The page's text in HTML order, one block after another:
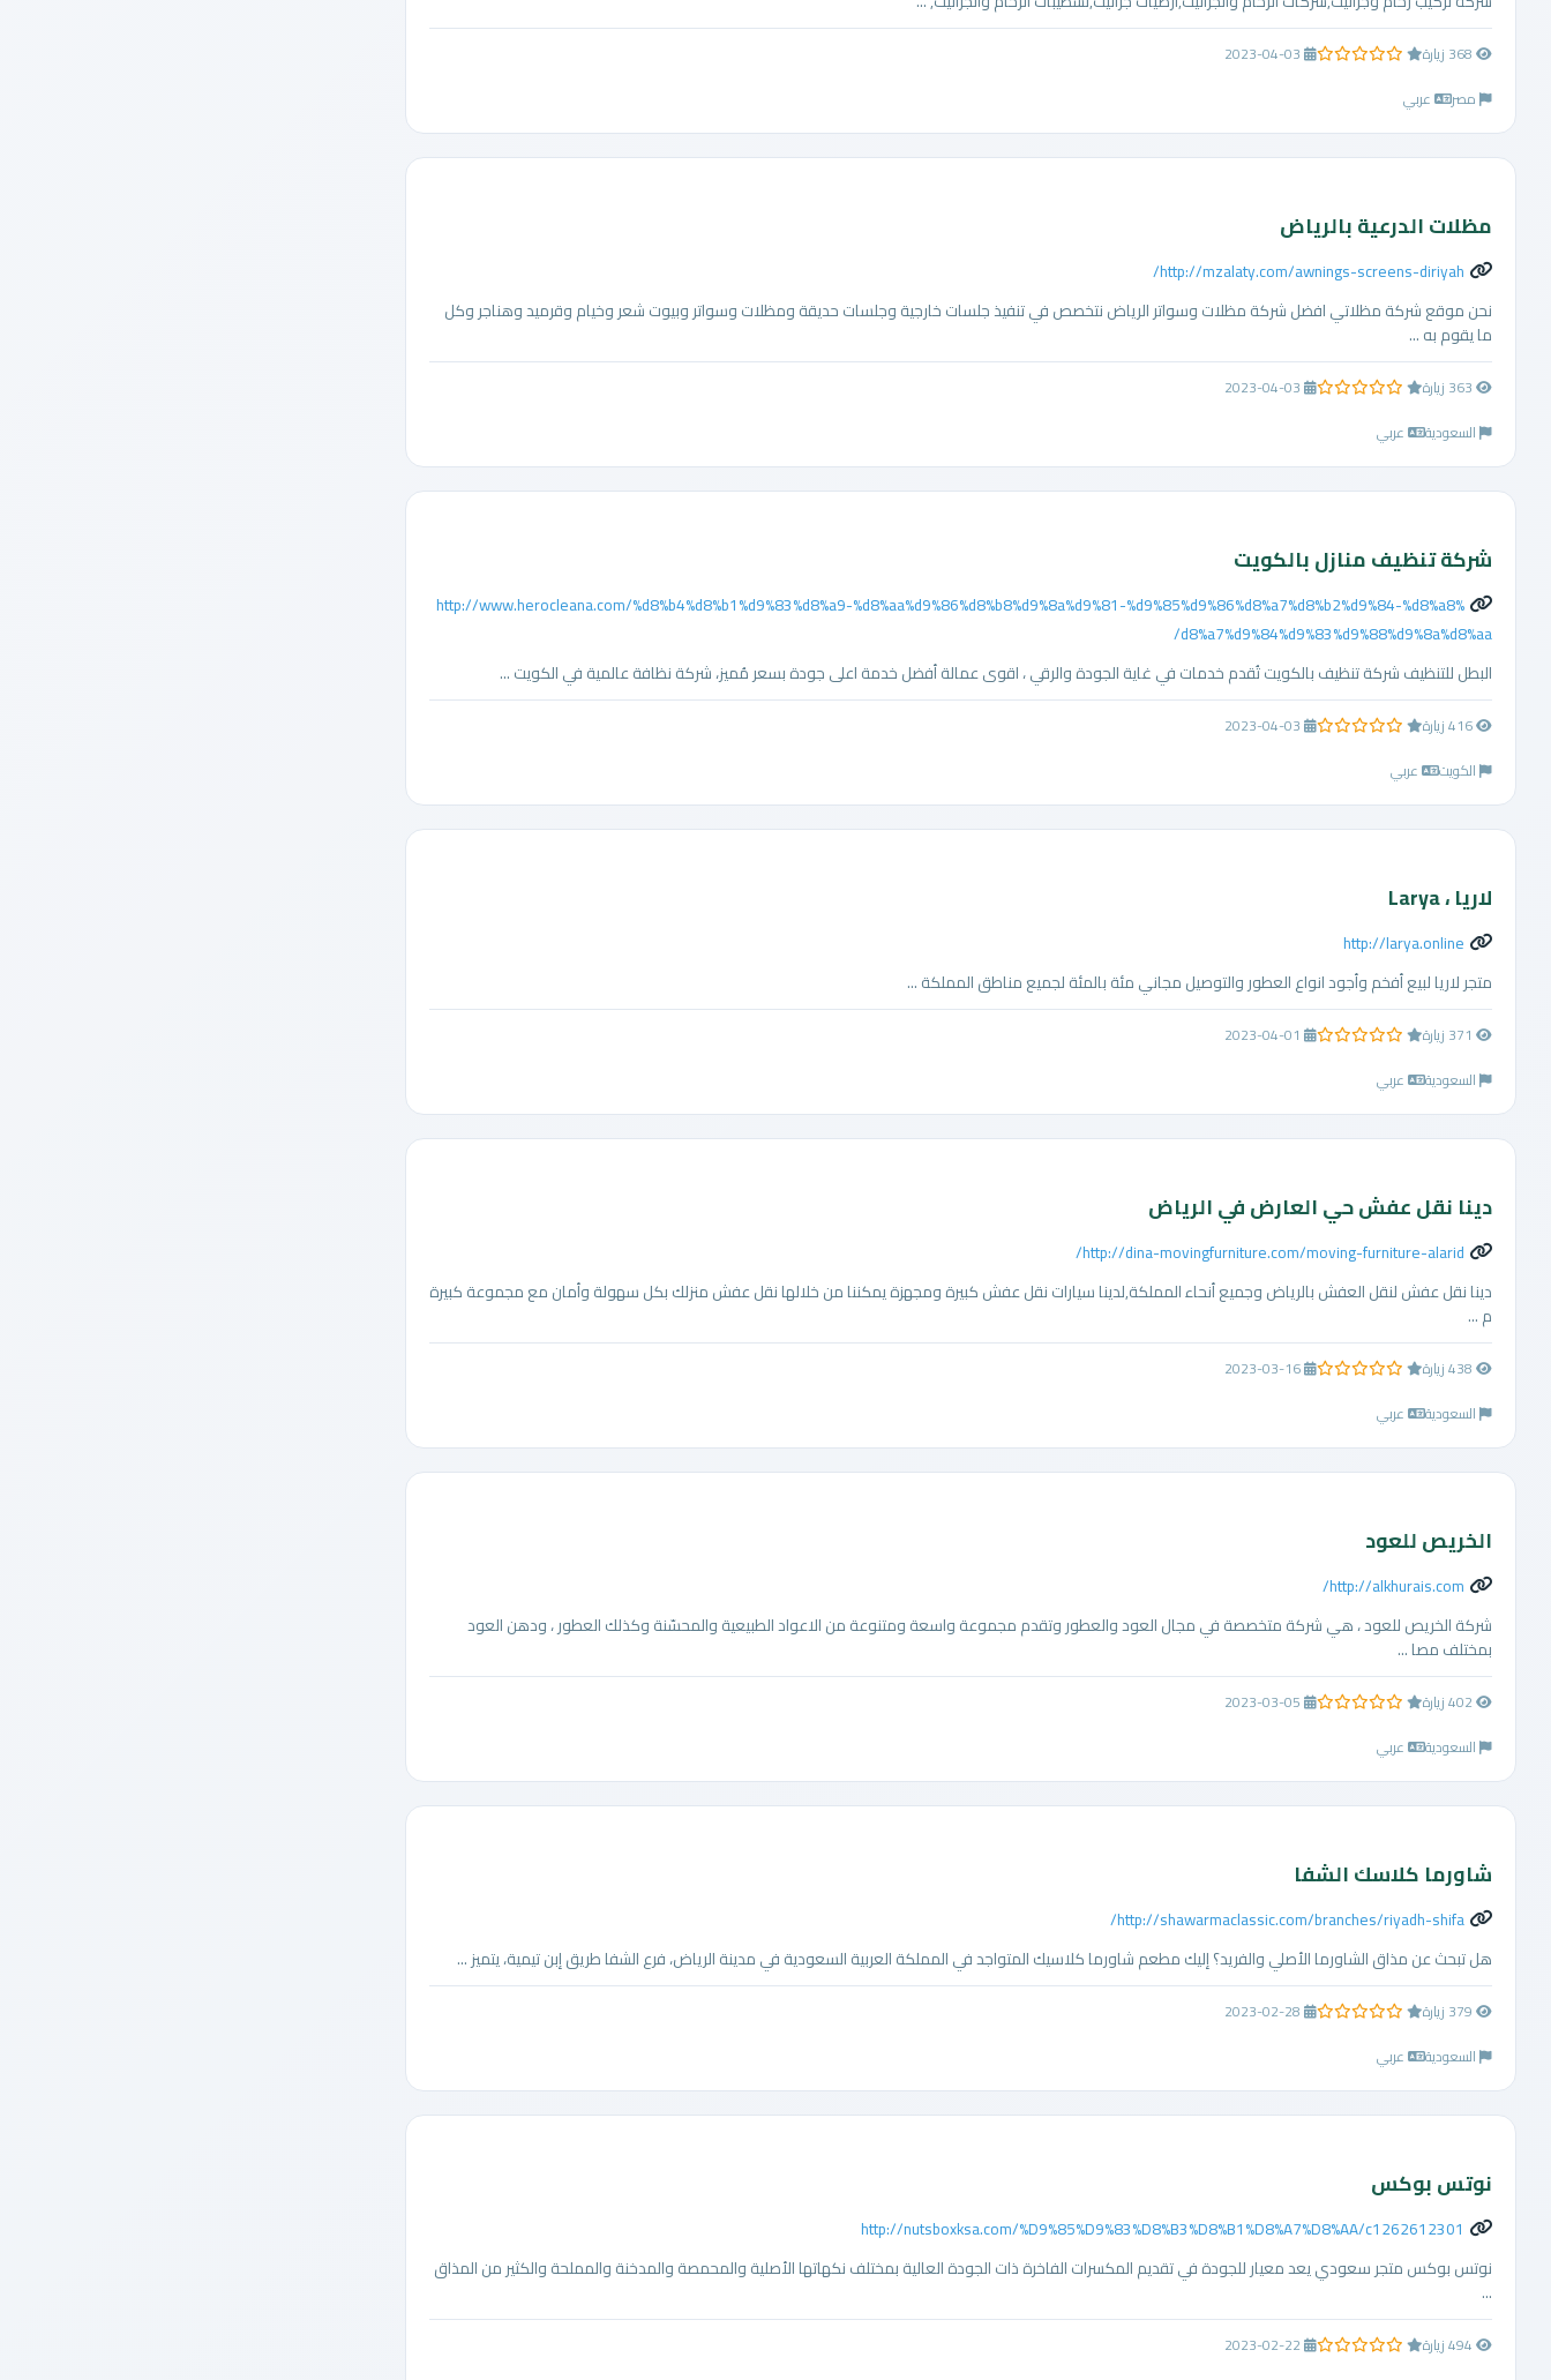
0.0 من 5 نجوم
مصر
عربي
مظلات الدرعية بالرياض
http://mzalaty.com/awnings-screens-diriyah/
نحن موقع شركة مظلاتي افضل شركة مظلات وسواتر الرياض نتخصص في تنفيذ جلسات خارجية وجلسات حديقة ومظلات وسواتر وبيوت شعر وخيام وقرميد وهناجر وكل
ما يقوم به ...
0.0 من 5 نجوم
السعودية
عربي
شركة تنظيف منازل بالكويت
http://www.herocleana.com/%d8%b4%d8%b1%d9%83%d8%a9-%d8%aa%d9%86%d8%b8%d9%8a%d9%81-%d9%85%d9%86%d8%a7%d8%b2%d9%84-%d8%a8%
d8%a7%d9%84%d9%83%d9%88%d9%8a%d8%aa/
البطل للتنظيف شركة تنظيف بالكويت تُقدم خدمات في غاية الجودة والرقي ، اقوى عمالة أفضل خدمة اعلى جودة بسعر مُميز، شركة نظافة عالمية في الكويت ...
0.0 من 5 نجوم
الكويت
عربي
لاريا ، Larya
http://larya.online
متجر لاريا لبيع أفخم وأجود انواع العطور والتوصيل مجاني مئة بالمئة لجميع مناطق المملكة ...
0.0 من 5 نجوم
السعودية
عربي
دينا نقل عفش حي العارض في الرياض
http://dina-movingfurniture.com/moving-furniture-alarid/
دينا نقل عفش لنقل العفش بالرياض وجميع أنحاء المملكة,لدينا سيارات نقل عفش كبيرة ومجهزة يمكننا من خلالها نقل عفش منزلك بكل سهولة وأمان مع مجموعة كبيرة
م ...
0.0 من 5 نجوم
السعودية
عربي
الخريص للعود
http://alkhurais.com/
شركة الخريص للعود ، هي شركة متخصصة في مجال العود والعطور وتقدم مجموعة واسعة ومتنوعة من الاعواد الطبيعية والمحسّنة وكذلك العطور ، ودهن العود
بمختلف مصا ...
0.0 من 5 نجوم
السعودية
عربي
شاورما كلاسك الشفا
http://shawarmaclassic.com/branches/riyadh-shifa/
هل تبحث عن مذاق الشاورما الأصلي والفريد؟ إليك مطعم شاورما كلاسيك المتواجد في المملكة العربية السعودية في مدينة الرياض، فرع الشفا طريق إبن تيمية، يتميز ...
0.0 من 5 نجوم
السعودية
عربي
نوتس بوكس
http://nutsboxksa.com/%D9%85%D9%83%D8%B3%D8%B1%D8%A7%D8%AA/c1262612301
نوتس بوكس متجر سعودي يعد معيار للجودة في تقديم المكسرات الفاخرة ذات الجودة العالية بمختلف نكهاتها الأصلية والمحمصة والمدخنة والمملحة والكثير من المذاق
...
0.0 من 5 نجوم